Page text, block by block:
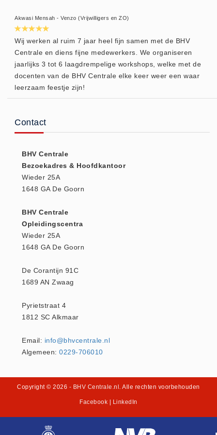
Koud - Warm kompressen (3)
Overige (1)
Spieren en gewrichten (0)
Teken - Beten sets (5)
Vitamines en mineralen (0)
Eerste Hulp Paneel
Noodkoffer (0)
Stoelen (5)
Keurmeester NEN-3140
Kliklijsten en vitrines
Lesboeken
Medicatie en Drogisterij
Desinfectants (0)
Oefenmateriaal
Brand (9)
Trainingselektroden (7)
Akwasi Mensah - Venzo (Vrijwilligers en ZO)
Wij werken al ruim 7 jaar heel fijn samen met de BHV
Centrale en diens fijne medewerkers. We organiseren
jaarlijks 3 tot 6 laagdrempelige workshops, welke met de
docenten van de BHV Centrale elke keer weer een waar
leerzaam feestje zijn!
Contact
BHV Centrale
Bezoekadres & Hoofdkantoor
Wieder 25A
1648 GA De Goorn
BHV Centrale
Opleidingscentra
Wieder 25A
1648 GA De Goorn
De Corantijn 91C
1689 AN Zwaag
Pyrietstraat 4
1812 SC Alkmaar
Email: info@bhvcentrale.nl
Algemeen: 0229-706010
Copyright © 2026 - BHV Centrale.nl . Alle rechten voorbehouden
Facebook LinkedIn